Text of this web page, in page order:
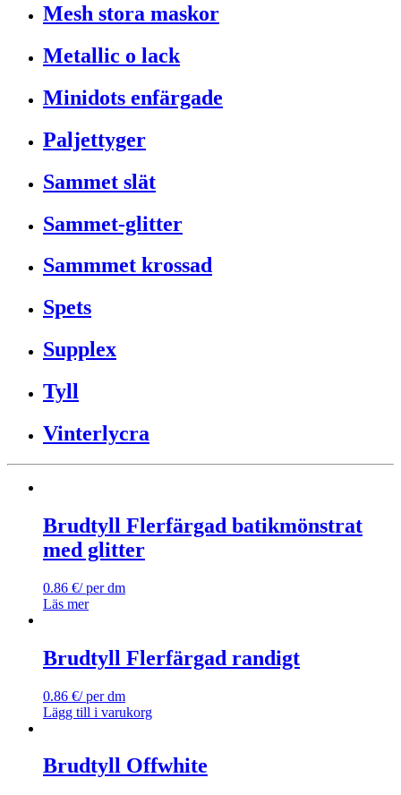
Mesh stora maskor
Metallic o lack
Minidots enfärgade
Paljettyger
Sammet slät
Sammet-glitter
Sammmet krossad
Spets
Supplex
Tyll
Vinterlycra
Brudtyll Flerfärgad batikmönstrat
med glitter
0.86 €/ per dm
Läs mer
Brudtyll Flerfärgad randigt
0.86 €/ per dm
Lägg till i varukorg
Brudtyll Offwhite